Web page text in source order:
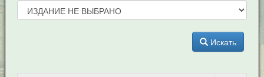
Искать